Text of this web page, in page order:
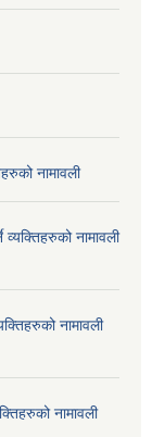
नामावली
व्यक्तिहरुको नामावली
नामावली
नामावली